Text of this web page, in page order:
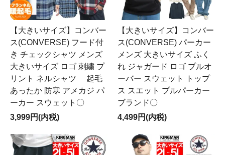
【大きいサイズ】コンバー
ス(CONVERSE) フード付
き チェックシャツ メンズ
大きいサイズ ロゴ 刺繍 プ
リント ネルシャツ 起毛
あったか 防寒 アメカジ パ
ーカー スウェット〇
3,999円(内税)
【大きいサイズ】コンバー
ス(CONVERSE) パーカー
メンズ 大きいサイズ ふく
れ ジャガード ロゴ プルオ
ーバー スウェット トップ
ス スエット プルパーカー
ブランド〇
4,499円(内税)